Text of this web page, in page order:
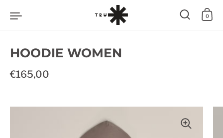
0
HOODIE WOMEN
Regulärer Preis
€165,00